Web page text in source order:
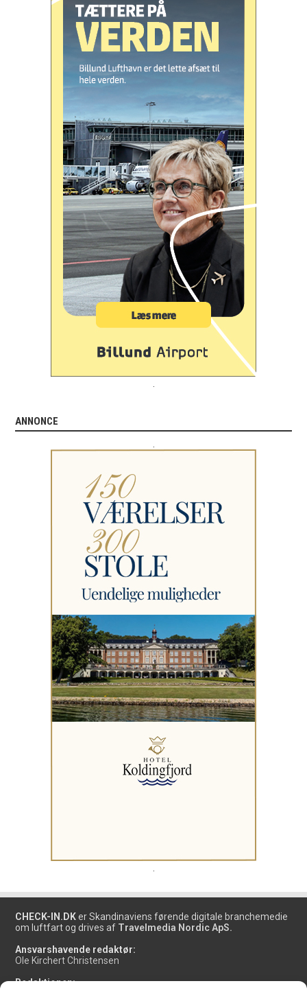
ANNONCE
CHECK-IN.DK er Skandinaviens førende digitale branchemedie
om luftfart og drives af Travelmedia Nordic ApS.
Ansvarshavende redaktør:
Ole Kirchert Christensen
Redaktionen: